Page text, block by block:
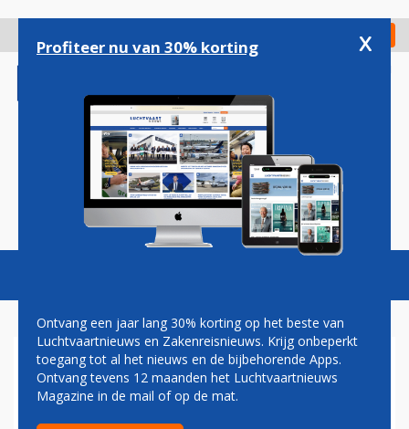
gaan
Check in
Magazine Podcasts Vacatures
IN BEELD: PROPELLERBLAD
KOMT LOS NA BOTSING MET
Profiteer nu van 30% korting x
Ontvang een jaar lang 30% korting op het beste van
Luchtvaartnieuws en Zakenreisnieuws. Krijg onbeperkt
toegang tot al het nieuws en de bijbehorende Apps.
Ontvang tevens 12 maanden het Luchtvaartnieuws
Magazine in de mail of op de mat.